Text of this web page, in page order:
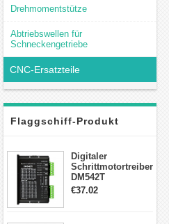
Drehmomentstütze
Abtriebswellen für
Schneckengetriebe
CNC-Ersatzteile
Flaggschiff-Produkt
Digitaler
Schrittmotortreiber
DM542T
Schrittmotor
€37.02